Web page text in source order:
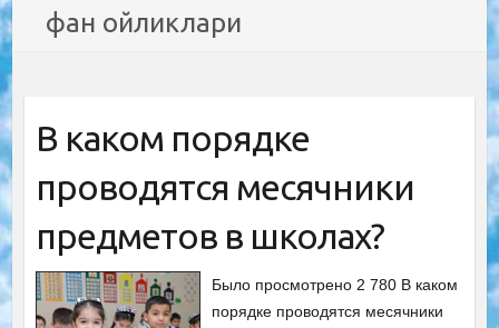
фан ойликлари
В каком порядке
проводятся месячники
предметов в школах?
Было просмотрено 2 780 В каком
порядке проводятся месячники